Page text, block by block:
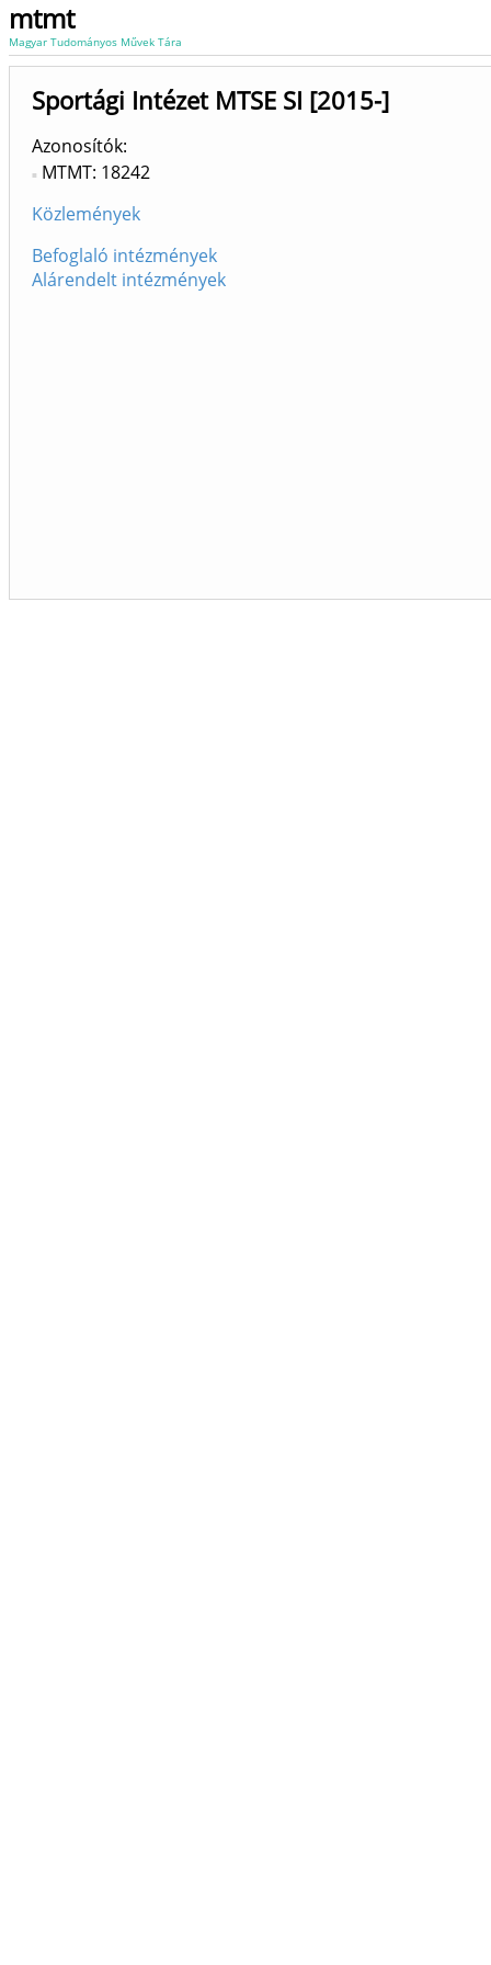
mtmt
Magyar Tudományos Művek Tára
Sportági Intézet MTSE SI [2015-]
Azonosítók
MTMT: 18242
Közlemények
Befoglaló intézmények
Alárendelt intézmények